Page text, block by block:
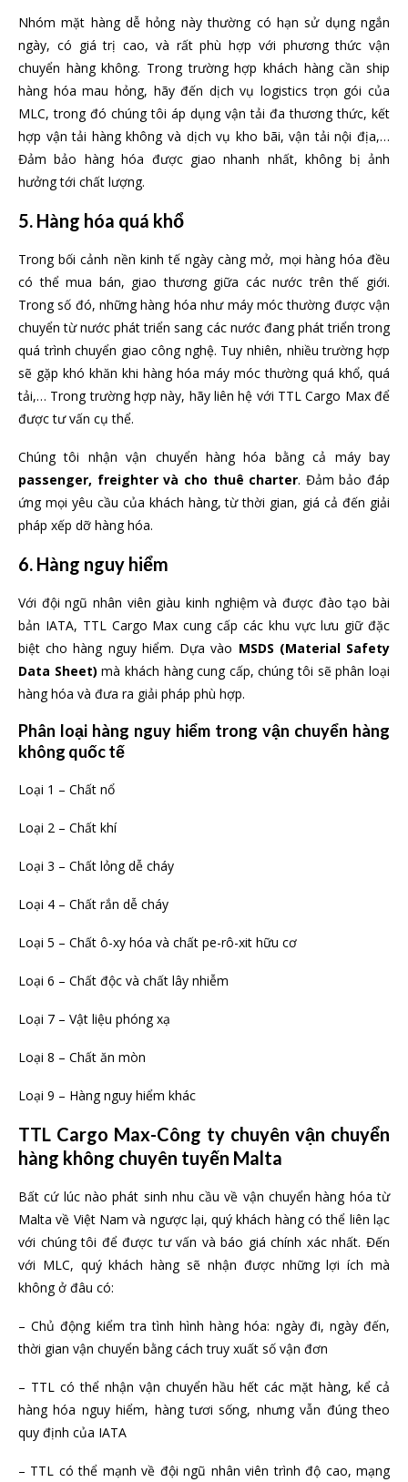
Nhóm mặt hàng dễ hỏng này thường có hạn sử dụng ngắn
ngày, có giá trị cao, và rất phù hợp với phương thức vận
chuyển hàng không. Trong trường hợp khách hàng cần ship
hàng hóa mau hỏng, hãy đến dịch vụ logistics trọn gói của
MLC, trong đó chúng tôi áp dụng vận tải đa thương thức, kết
hợp vận tải hàng không và dịch vụ kho bãi, vận tải nội địa,…
Đảm bảo hàng hóa được giao nhanh nhất, không bị ảnh
hưởng tới chất lượng.
5. Hàng hóa quá khổ
Trong bối cảnh nền kinh tế ngày càng mở, mọi hàng hóa đều
có thể mua bán, giao thương giữa các nước trên thế giới.
Trong số đó, những hàng hóa như máy móc thường được vận
chuyển từ nước phát triển sang các nước đang phát triển trong
quá trình chuyển giao công nghệ. Tuy nhiên, nhiều trường hợp
sẽ gặp khó khăn khi hàng hóa máy móc thường quá khổ, quá
tải,… Trong trường hợp này, hãy liên hệ với TTL Cargo Max để
được tư vấn cụ thể.
Chúng tôi nhận vận chuyển hàng hóa bằng cả máy bay
passenger, freighter và cho thuê charter. Đảm bảo đáp
ứng mọi yêu cầu của khách hàng, từ thời gian, giá cả đến giải
pháp xếp dỡ hàng hóa.
6. Hàng nguy hiểm
Với đội ngũ nhân viên giàu kinh nghiệm và được đào tạo bài
bản IATA, TTL Cargo Max cung cấp các khu vực lưu giữ đặc
biệt cho hàng nguy hiểm. Dựa vào MSDS (Material Safety
Data Sheet) mà khách hàng cung cấp, chúng tôi sẽ phân loại
hàng hóa và đưa ra giải pháp phù hợp.
Phân loại hàng nguy hiểm trong vận chuyển hàng
không quốc tế
Loại 1 – Chất nổ
Loại 2 – Chất khí
Loại 3 – Chất lỏng dễ cháy
Loại 4 – Chất rắn dễ cháy
Loại 5 – Chất ô-xy hóa và chất pe-rô-xit hữu cơ
Loại 6 – Chất độc và chất lây nhiễm
Loại 7 – Vật liệu phóng xạ
Loại 8 – Chất ăn mòn
Loại 9 – Hàng nguy hiểm khác
TTL Cargo Max-Công ty chuyên vận chuyển
hàng không chuyên tuyến Malta
Bất cứ lúc nào phát sinh nhu cầu về vận chuyển hàng hóa từ
Malta về Việt Nam và ngược lại, quý khách hàng có thể liên lạc
với chúng tôi để được tư vấn và báo giá chính xác nhất. Đến
với MLC, quý khách hàng sẽ nhận được những lợi ích mà
không ở đâu có:
– Chủ động kiểm tra tình hình hàng hóa: ngày đi, ngày đến,
thời gian vận chuyển bằng cách truy xuất số vận đơn
– TTL có thể nhận vận chuyển hầu hết các mặt hàng, kể cả
hàng hóa nguy hiểm, hàng tươi sống, nhưng vẫn đúng theo
quy định của IATA
– TTL có thể mạnh về đội ngũ nhân viên trình độ cao, mạng